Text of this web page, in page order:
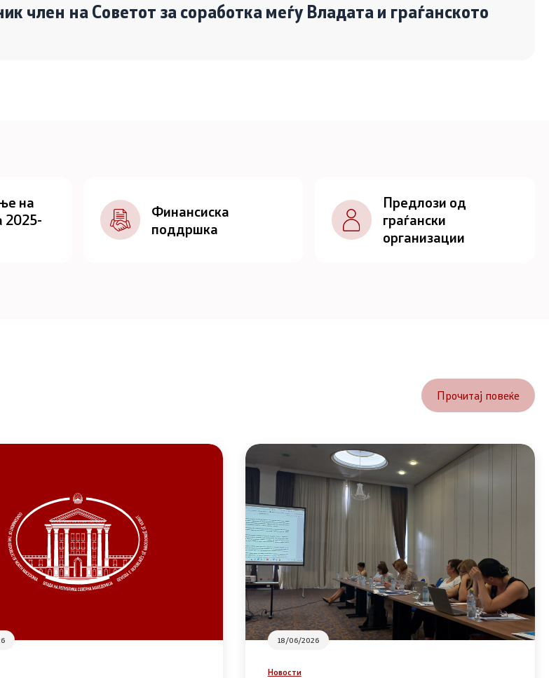
член на Советот за соработка меѓу Владата и граѓанското
на
2025-
Финансиска
поддршка
Предлози од
граѓански
организации
Прочитај повеќе
18/06/2026
Новости